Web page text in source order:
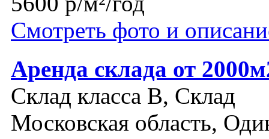
Смотреть фото и
Аренда склада от
Склад класса B, Склад
Московская область,